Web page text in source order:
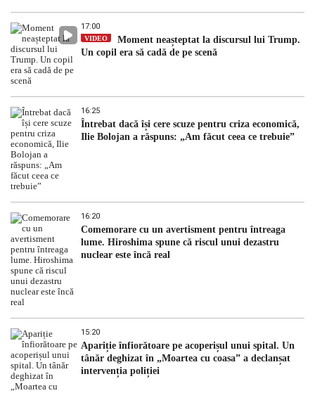
17:00
VIDEO
Moment neașteptat la discursul lui Trump.
Un copil era să cadă de pe scenă
16:25
Întrebat dacă își cere scuze pentru criza economică,
Ilie Bolojan a răspuns: „Am făcut ceea ce trebuie”
16:20
Comemorare cu un avertisment pentru întreaga
lume. Hiroshima spune că riscul unui dezastru
nuclear este încă real
15:20
Apariție înfiorătoare pe acoperișul unui spital. Un
tânăr deghizat în „Moartea cu coasa” a declanșat
intervenția poliției